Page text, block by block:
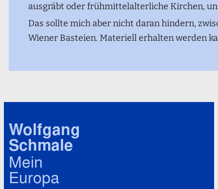
ausgräbt oder frühmittelalterliche Kirchen,
Das sollte mich aber nicht daran hindern,
Wiener Basteien. Materiell erhalten werden
Wolfgang
Schmale
Mein
Europa